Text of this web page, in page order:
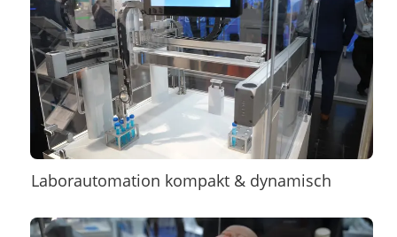
Laborautomation kompakt & dynamisch